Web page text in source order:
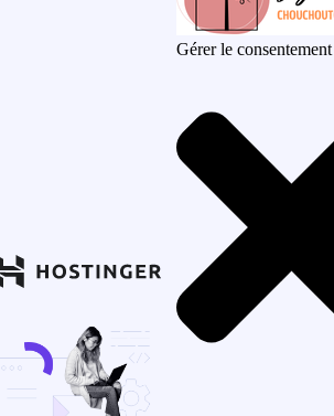
Gérer le consentement